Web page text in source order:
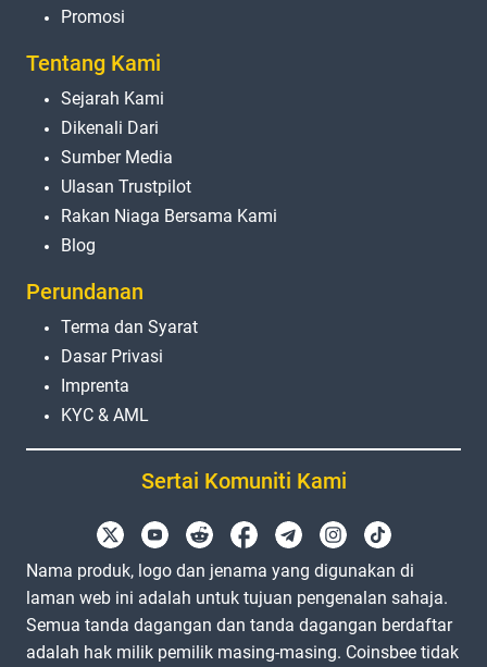
Promosi
Tentang Kami
Sejarah Kami
Dikenali Dari
Sumber Media
Ulasan Trustpilot
Rakan Niaga Bersama Kami
Blog
Perundanan
Terma dan Syarat
Dasar Privasi
Imprenta
KYC & AML
Sertai Komuniti Kami
Nama produk, logo dan jenama yang digunakan di
laman web ini adalah untuk tujuan pengenalan sahaja.
Semua tanda dagangan dan tanda dagangan berdaftar
adalah hak milik pemilik masing-masing. Coinsbee tidak